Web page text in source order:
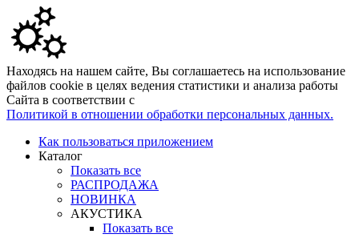
Находясь на нашем сайте, Вы соглашаетесь на использование
файлов cookie в целях ведения статистики и анализа работы
Сайта в соответствии с
Политикой в отношении обработки персональных данных.
Как пользоваться приложением
Каталог
Показать все
РАСПРОДАЖА
НОВИНКА
АКУСТИКА
Показать все